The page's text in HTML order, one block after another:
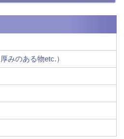
みのある物etc.）